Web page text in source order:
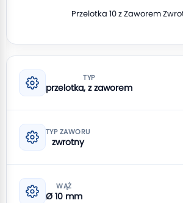
Przelotka 10 z Zaworem
TYP
przelotka, z zaworem
TYP ZAWORU
zwrotny
WĄŻ
Ø 10 mm